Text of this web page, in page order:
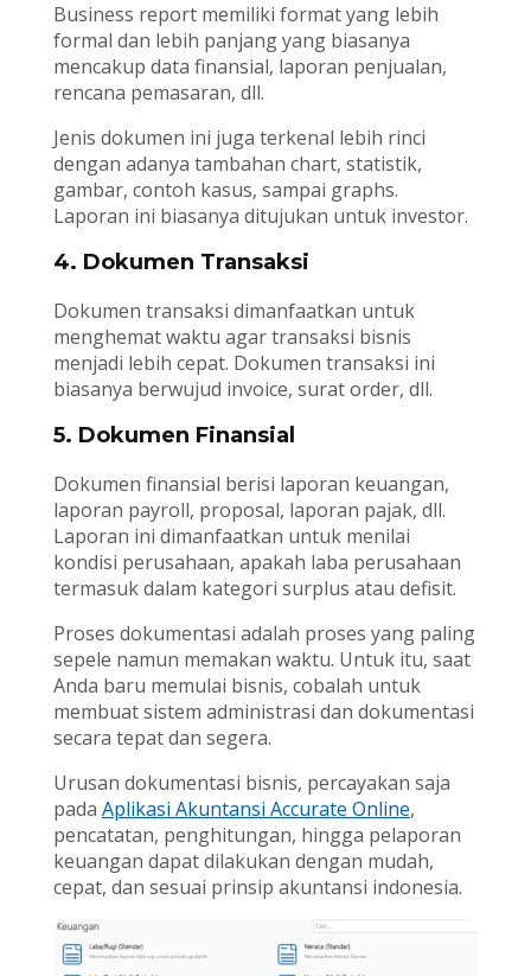
Business report memiliki format yang lebih
formal dan lebih panjang yang biasanya
mencakup data finansial, laporan penjualan,
rencana pemasaran, dll.
Jenis dokumen ini juga terkenal lebih rinci
dengan adanya tambahan chart, statistik,
gambar, contoh kasus, sampai graphs.
Laporan ini biasanya ditujukan untuk investor.
4. Dokumen Transaksi
Dokumen transaksi dimanfaatkan untuk
menghemat waktu agar transaksi bisnis
menjadi lebih cepat. Dokumen transaksi ini
biasanya berwujud invoice, surat order, dll.
5. Dokumen Finansial
Dokumen finansial berisi laporan keuangan,
laporan payroll, proposal, laporan pajak, dll.
Laporan ini dimanfaatkan untuk menilai
kondisi perusahaan, apakah laba perusahaan
termasuk dalam kategori surplus atau defisit.
Proses dokumentasi adalah proses yang paling
sepele namun memakan waktu. Untuk itu, saat
Anda baru memulai bisnis, cobalah untuk
membuat sistem administrasi dan dokumentasi
secara tepat dan segera.
Urusan dokumentasi bisnis, percayakan saja
pada Aplikasi Akuntansi Accurate Online,
pencatatan, penghitungan, hingga pelaporan
keuangan dapat dilakukan dengan mudah,
cepat, dan sesuai prinsip akuntansi indonesia.